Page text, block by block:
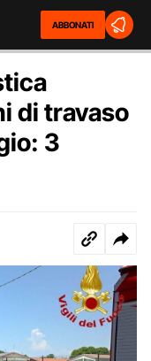
ABBONATI
di travaso
3